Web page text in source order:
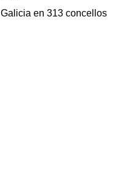
Galicia en 313 concellos